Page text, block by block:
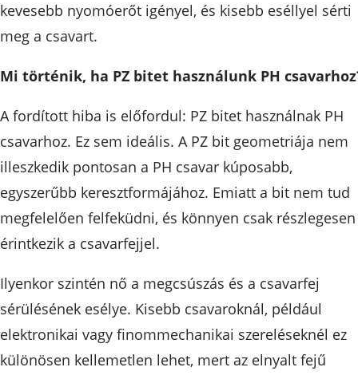
kevesebb nyomóerőt igényel, és kisebb eséllyel sérti
meg a csavart.
Mi történik, ha PZ bitet használunk PH
A fordított hiba is előfordul: PZ bitet használnak PH
csavarhoz. Ez sem ideális. A PZ bit geometriája nem
illeszkedik pontosan a PH csavar kúposabb,
egyszerűbb keresztformájához. Emiatt a bit nem tud
megfelelően felfeküdni, és könnyen csak részlegesen
érintkezik a csavarfejjel.
Ilyenkor szintén nő a megcsúszás és a csavarfej
sérülésének esélye. Kisebb csavaroknál, például
elektronikai vagy finommechanikai szereléseknél ez
különösen kellemetlen lehet, mert az elnyalt fejű